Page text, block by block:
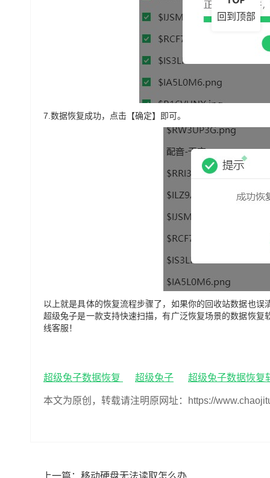
7. 数据恢复成功，点击【确定】即可。
以上就是具体的恢复流程步骤了，如果你的回收站数据也
超级兔子是一款支持快速扫描，有广泛恢复场景的数据恢
线客服！
超级兔子数据恢复 超级兔子 超级兔子数据恢复
本文为原创，转载请注明原网址：https://
上一篇： 移动硬盘无法读取怎么办,移动硬盘无法读取怎么修复
回到顶部